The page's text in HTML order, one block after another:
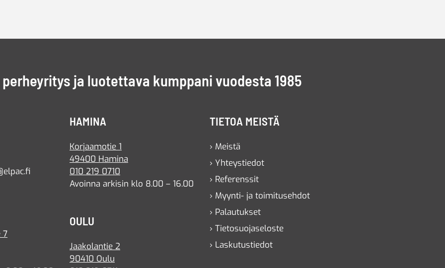
ja luotettava kumppani vuodesta 1985
7
HAMINA
Korjaamotie 1
49400 Hamina
010 219 0710
Avoinna arkisin klo 8.00 – 16.00
OULU
Jaakolantie 2
90410 Oulu
TIETOA MEISTÄ
› Meistä
› Yhteystiedot
› Referenssit
› Myynti- ja toimitusehdot
› Palautukset
› Tietosuojaseloste
› Laskutustiedot